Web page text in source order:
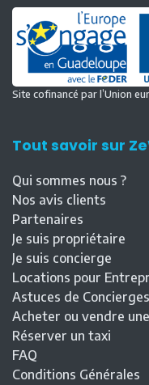
Site cofinancé par l’Union
Tout savoir sur
Qui sommes nous ?
Nos avis clients
Partenaires
Je suis propriétaire
Je suis concierge
Locations pour
Astuces de Concierges
Acheter ou vendre
Réserver un taxi
FAQ
Conditions Générales